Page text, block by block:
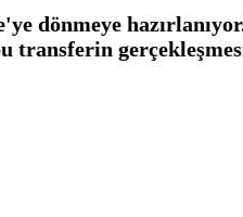
dönmeye
transferin